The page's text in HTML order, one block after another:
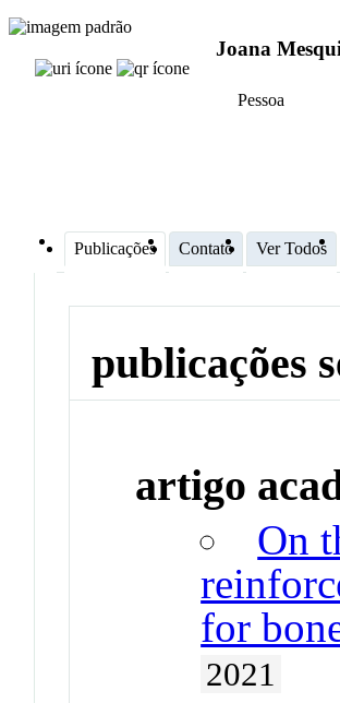
Joana
Pessoa
Publicações Contato Ver Todos
publicações
artigo
On
for
2021